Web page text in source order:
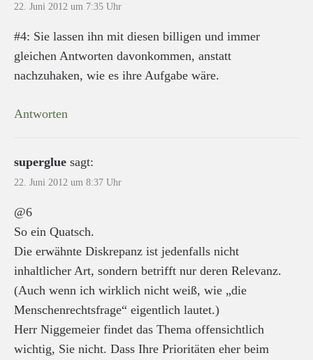
22. Juni 2012 um 7:35 Uhr
#4: Sie lassen ihn mit diesen billigen und immer
gleichen Antworten davonkommen, anstatt
nachzuhaken, wie es ihre Aufgabe wäre.
Antworten
superglue sagt:
22. Juni 2012 um 8:37 Uhr
@6
So ein Quatsch.
Die erwähnte Diskrepanz ist jedenfalls nicht
inhaltlicher Art, sondern betrifft nur deren Relevanz.
(Auch wenn ich wirklich nicht weiß, wie „die
Menschenrechtsfrage“ eigentlich lautet.)
Herr Niggemeier findet das Thema offensichtlich
wichtig, Sie nicht. Dass Ihre Prioritäten eher beim